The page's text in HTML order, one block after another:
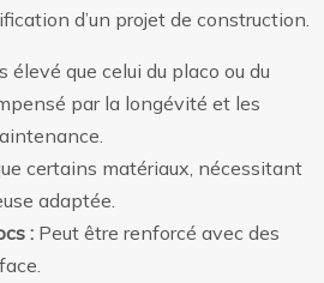
d’un projet de construction.
élevé que celui du placo ou du
par la longévité et les
certains matériaux, nécessitant
adaptée.
: Peut être renforcé avec des